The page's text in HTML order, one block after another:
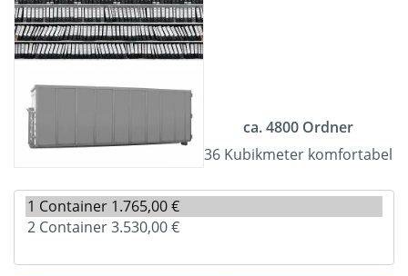
ca. 4800 Ordner
36 Kubikmeter komfortabel